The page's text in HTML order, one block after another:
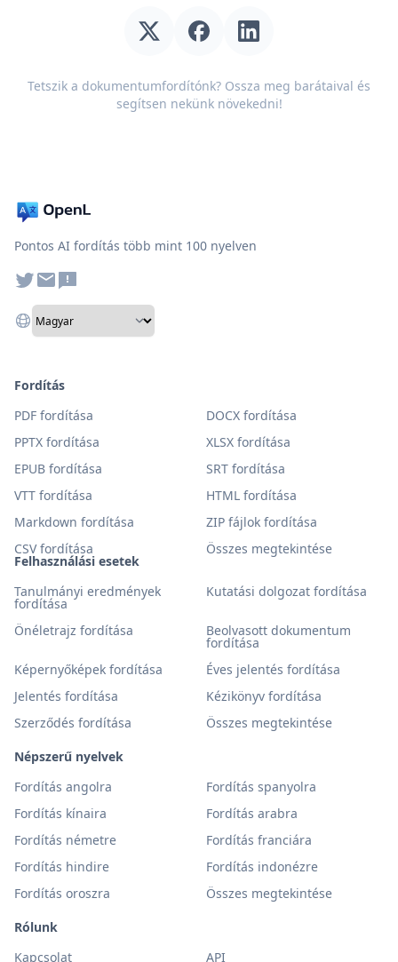
Tetszik a dokumentumfordítónk? Ossza meg barátaival és
segítsen nekünk növekedni!
Pontos AI fordítás több mint 100 nyelven
Felhasználási esetek
Tanulmányi eredmények
fordítása
Kutatási dolgozat fordítása
Önéletrajz fordítása Beolvasott dokumentum
fordítása
Képernyőképek fordítása
Éves jelentés fordítása
Jelentés fordítása
Kézikönyv fordítása
Szerződés fordítása
Összes megtekintése
Népszerű nyelvek
Fordítás angolra
Fordítás spanyolra
Fordítás kínaira
Fordítás arabra
Fordítás németre
Fordítás franciára
Fordítás hindire
Fordítás indonézre
Fordítás oroszra
Összes megtekintése
Fordítás
PDF fordítása
DOCX fordítása
PPTX fordítása
XLSX fordítása
EPUB fordítása
SRT fordítása
VTT fordítása
HTML fordítása
Markdown fordítása
ZIP fájlok fordítása
CSV fordítása
Összes megtekintése
Rólunk
Kapcsolat
API